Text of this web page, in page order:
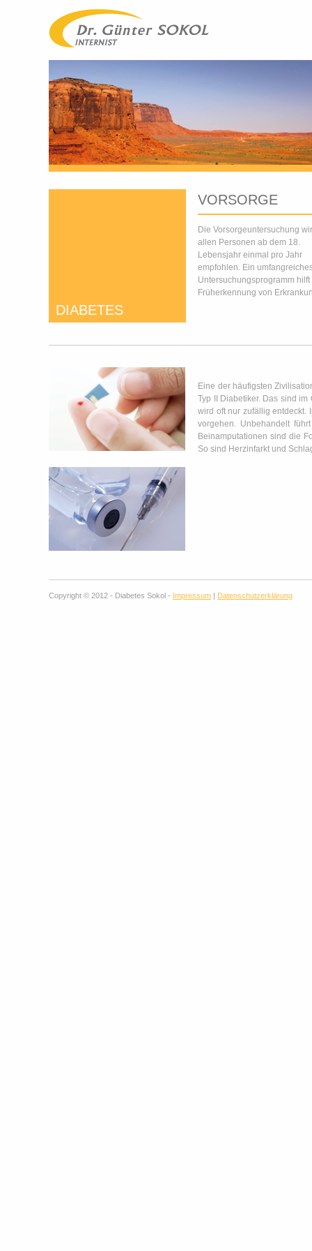
DIABETES
VORSORGE
Die Vorsorgeuntersuchung
allen Personen ab dem 18.
Lebensjahr einmal pro Jahr
empfohlen. Ein
Untersuchungsprogramm hilft
Früherkennung von
Eine der häufigsten
Typ II Diabetiker. Das sind
wird oft nur zufällig entdeckt.
vorgehen. Unbehandelt
Beinamputationen sind die
So sind Herzinfarkt und
Copyright © 2012 - Diabetes Sokol - Impressum | Datenschutzerklärung